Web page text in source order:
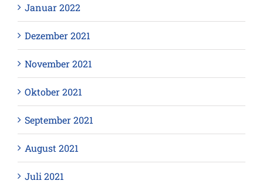
Januar 2022
Dezember 2021
November 2021
Oktober 2021
September 2021
August 2021
Juli 2021